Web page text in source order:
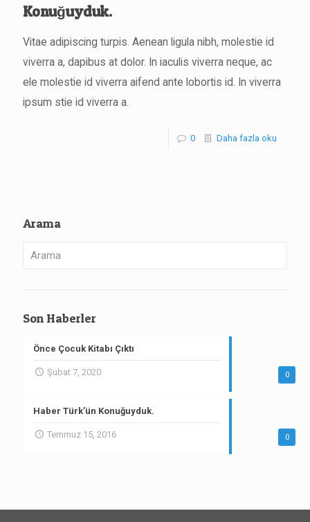
Konuğuyduk.
Vitae adipiscing turpis. Aenean ligula nibh, molestie id
viverra a, dapibus at dolor. In iaculis viverra neque, ac
ele molestie id viverra aifend ante lobortis id. In viverra
ipsum stie id viverra a.
0 Daha fazla oku
Arama
Son Haberler
0
Önce Çocuk Kitabı Çıktı
Şubat 7, 2020
0
Haber Türk’ün Konuğuyduk.
Temmuz 15, 2016